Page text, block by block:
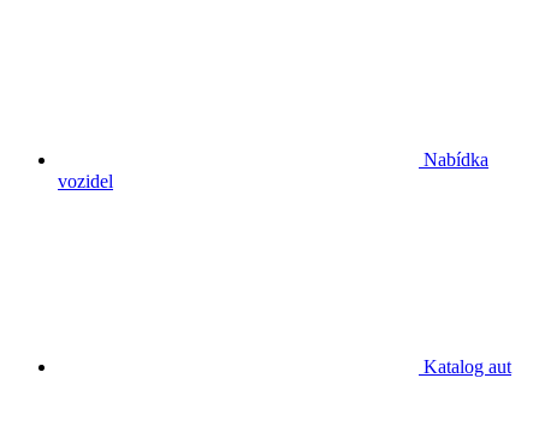
Nabídka
vozidel
Katalog aut